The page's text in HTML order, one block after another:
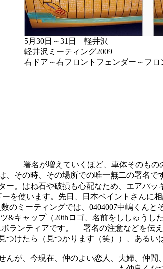
5月30日～31日 軽井沢
軽井沢ミーティング2009
右ドア～右フロントフェンダー～フロ
署名が増えていくほど、車体そのもの
、その時、その場所での唯一無二の署名
ー。はね石や破損も心配なため、エアパ
ーを使います。先日、日本ペイントさんに
のミーティングでは、0404007中嶋くん
&キャップ（20thロゴ、名前をししゅう
ランティアです。 署名の注意などを伝
つけたら（見つかります（笑））、ある
が、今現在、仲のよい恋人、夫婦、仲